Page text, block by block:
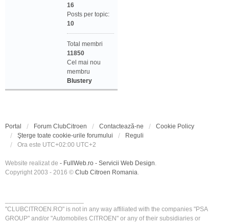
16
Posts per topic:
10
Total membri
11850
Cel mai nou
membru
Blustery
Portal Forum ClubCitroen Contactează-ne
Cookie Policy
Şterge toate cookie-urile forumului
Reguli
Ora este UTC+02:00 UTC+2
Website realizat de - FullWeb.ro - Servicii Web Design.
Copyright 2003 - 2016 © Club Citroen Romania.
"CLUBCITROEN.RO" is not in any way affiliated with the companies "PSA
GROUP" and/or "Automobiles CITROEN" or any of their subsidiaries or